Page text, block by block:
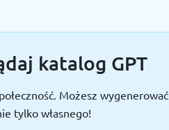
katalog GPT
Możesz wygenerować
tylko własnego!